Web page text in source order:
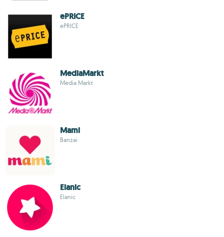
ePRICE
ePRICE
MediaMarkt
Media Markt
Mami
Banzai
Elanic
Elanic